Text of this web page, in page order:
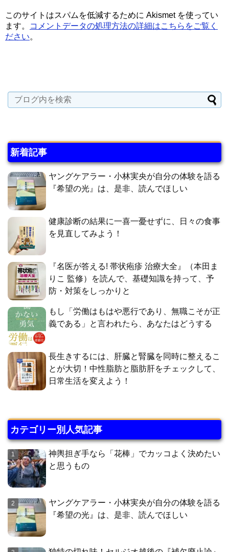
このサイトはスパムを低減するために Akismet を使ってい
ます。
コメントデータの処理方法の詳細はこちらをご覧く
ださい。
新着記事
ヤングケアラー・小林実央が自分の体験を語る
『希望の光』は、是非、読んでほしい
健康診断の結果に一喜一憂せずに、日々の食事
を見直してみよう！
『名医が答える! 帯状疱疹 治療大全』（本田ま
りこ 監修）を読んで、基礎知識を持って、予
防・対策をしっかりと
もし「労働はもはや悪行であり、無職こそが正
義である」と言われたら、あなたはどうする
長生きするには、肝臓と腎臓を同時に整えるこ
とが大切！中性脂肪と脂肪肝をチェックして、
日常生活を変えよう！
カテゴリー別人気記事
神輿担ぎ手なら「花棒」でカッコよく決めたい
と思うもの
ヤングケアラー・小林実央が自分の体験を語る
『希望の光』は、是非、読んでほしい